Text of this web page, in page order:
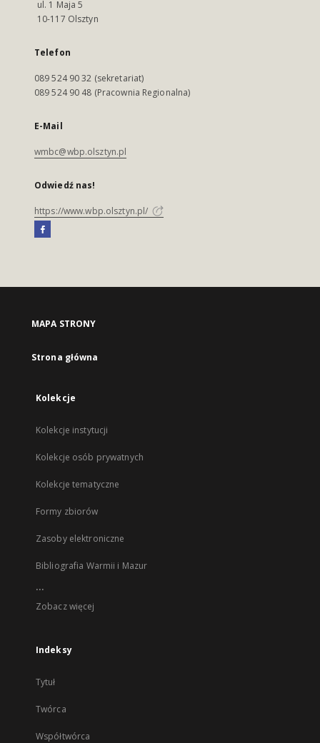
ul. 1 Maja 5
10-117 Olsztyn
Telefon
089 524 90 32 (sekretariat)
089 524 90 48 (Pracownia Regionalna)
E-Mail
wmbc@wbp.olsztyn.pl
Odwiedź nas!
https://www.wbp.olsztyn.pl/
MAPA STRONY
Strona główna
Kolekcje
Kolekcje instytucji
Kolekcje osób prywatnych
Kolekcje tematyczne
Formy zbiorów
Zasoby elektroniczne
Bibliografia Warmii i Mazur
...
Zobacz więcej
Indeksy
Tytuł
Twórca
Współtwórca